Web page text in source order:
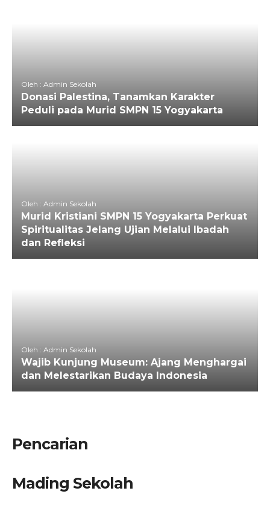
Oleh : Admin Sekolah
Donasi Palestina, Tanamkan Karakter
Peduli pada Murid SMPN 15 Yogyakarta
Oleh : Admin Sekolah
Murid Kristiani SMPN 15 Yogyakarta Perkuat
Spiritualitas Jelang Ujian Melalui Ibadah
dan Refleksi
Oleh : Admin Sekolah
Wajib Kunjung Museum: Ajang Menghargai
dan Melestarikan Budaya Indonesia
Pencarian
Mading Sekolah